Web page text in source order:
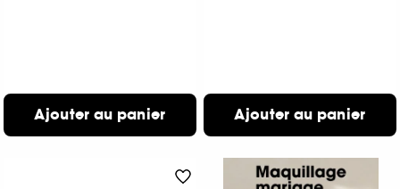
Ajouter au panier Ajouter au panier